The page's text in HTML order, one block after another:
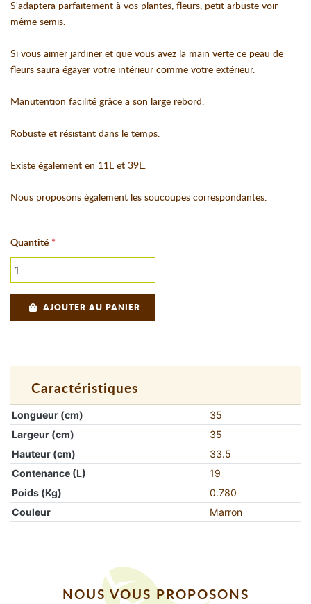
S'adaptera parfaitement à vos plantes, fleurs, petit arbuste voir
même semis.
Si vous aimer jardiner et que vous avez la main verte ce peau de
fleurs saura égayer votre intérieur comme votre extérieur.
Manutention facilité grâce a son large rebord.
Robuste et résistant dans le temps.
Existe également en 11L et 39L.
Nous proposons également les soucoupes correspondantes.
Quantité
AJOUTER AU PANIER
Caractéristiques
Longueur (cm)
35
Largeur (cm)
35
Hauteur (cm)
33.5
Contenance (L)
19
Poids (Kg)
0.780
Couleur
Marron
NOUS VOUS PROPOSONS